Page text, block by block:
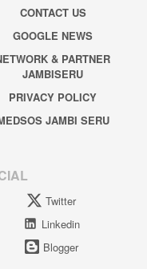
CONTACT US
GOOGLE NEWS
& PARTNER
JAMBISERU
PRIVACY POLICY
JAMBI SERU
Twitter
Linkedin
Blogger